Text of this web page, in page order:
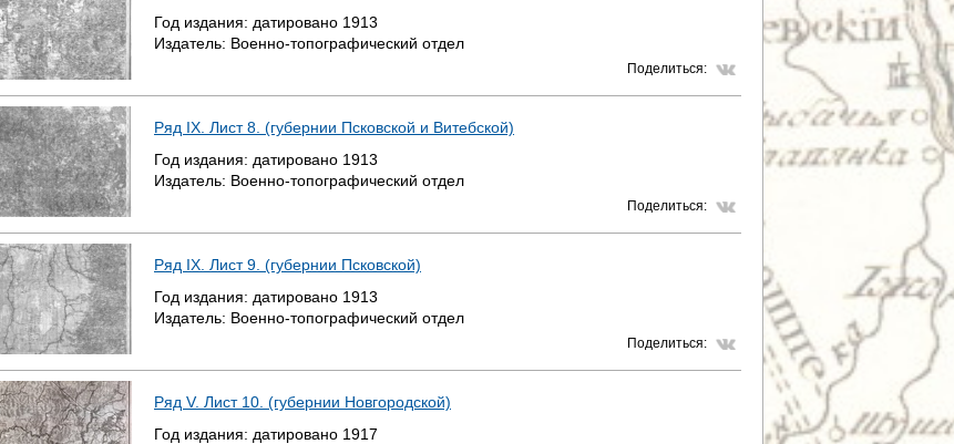
Год издания: датировано 1913
Издатель: Военно-топографический отдел
Поделиться:
Ряд IX. Лист 8. (губернии Псковской и Витебской)
Год издания: датировано 1913
Издатель: Военно-топографический отдел
Поделиться:
Ряд IX. Лист 9. (губернии Псковской)
Год издания: датировано 1913
Издатель: Военно-топографический отдел
Поделиться:
Ряд V. Лист 10. (губернии Новгородской)
Год издания: датировано 1917